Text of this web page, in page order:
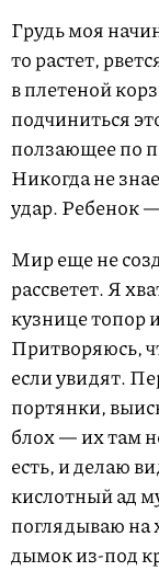
Грудь моя
то растет,
в плетеной
подчиниться
ползающее по
Никогда не
удар. Ребенок
Мир еще не
рассветет. Я
кузнице топор
Притворяюсь,
если увидят.
портянки,
блох — их там
есть, и делаю
кислотный ад
поглядываю на
дымок из-под